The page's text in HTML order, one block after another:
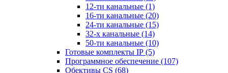
12-ти канальные (1)
16-ти канальные (20)
24-ти канальные (15)
32-х канальные (14)
50-ти канальные (10)
Готовые комплекты IP (5)
Программное обеспечение (107)
Обективы CS (68)